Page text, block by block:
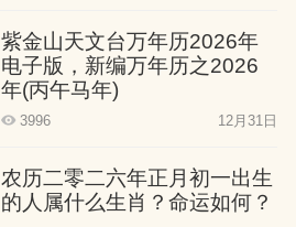
紫金山天文台万年历2026年
电子版，新编万年历之2026
年(丙午马年)
3996 12月31日
农历二零二六年正月初一出生
的人属什么生肖？命运如何？